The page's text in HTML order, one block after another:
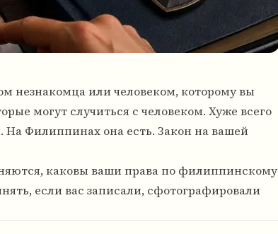
незнакомца или человеком, которому вы
могут случиться с человеком. Хуже всего
На Филиппинах она есть. Закон на вашей
каковы ваши права по филиппинскому
если вас записали, сфотографировали